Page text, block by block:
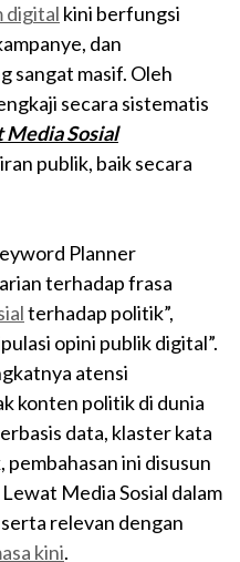
digital kini berfungsi
dan
sangat masif. Oleh
secara sistematis
Sosial
publik, baik secara
Planner
terhadap frasa
terhadap politik”,
opini publik digital”.
atensi
konten politik di dunia
data, klaster kata
ini disusun
Media Sosial dalam
relevan dengan
kini.